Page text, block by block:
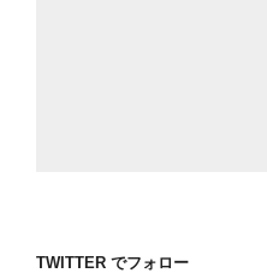
TWITTER でフォロー